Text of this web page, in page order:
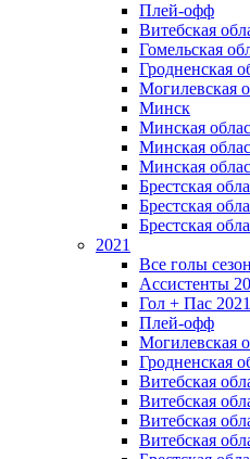
Плей-офф
Витебская
Гомельская
Гродненская
Могилевская
Минск
Mинская
Минская
Минская
Брестская
Брестская
Брестская
2021
Все голы
Ассистенты
Гол + Пас 2021
Плей-офф
Могилевская
Гродненская
Витебская
Витебская
Витебская
Витебская